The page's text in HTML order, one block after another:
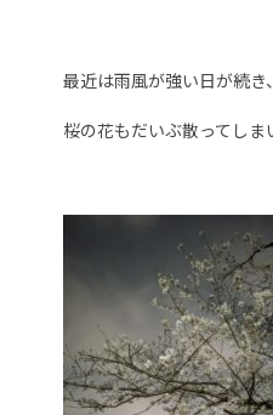
最近は雨風が強い日が続き、
桜の花もだいぶ散ってしま